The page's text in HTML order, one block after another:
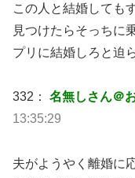
この人と結婚しても
見つけたらそっちに
プリに結婚しろと迫
332： 名無しさん＠
13:35:29
夫がようやく離婚に